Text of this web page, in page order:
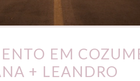
EM
+ LEANDRO